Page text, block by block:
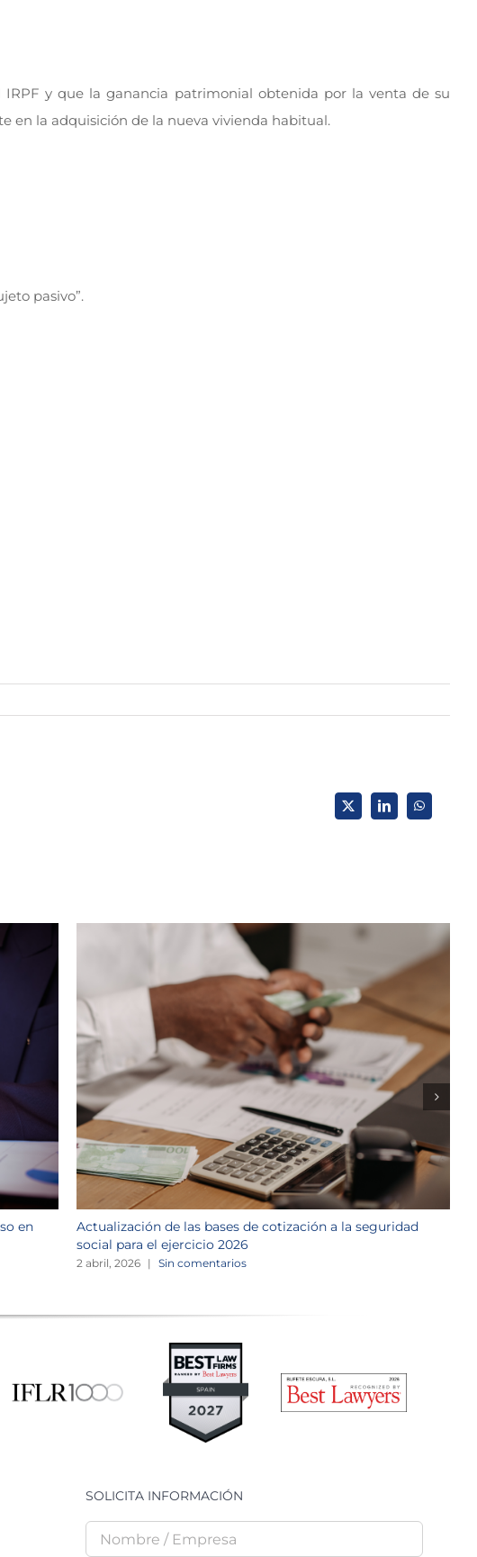
y que la ganancia patrimonial obtenida por la venta de su
en la adquisición de la nueva vivienda habitual.
pasivo”.
X LinkedInWhatsApp
en
Actualización de las bases de cotización a la seguridad
social para el ejercicio 2026
2 abril, 2026 | Sin comentarios
SOLICITA INFORMACIÓN